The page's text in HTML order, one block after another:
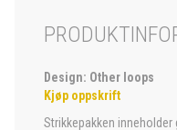
Design: Other loops
Kjøp oppskrift
Strikkepakken